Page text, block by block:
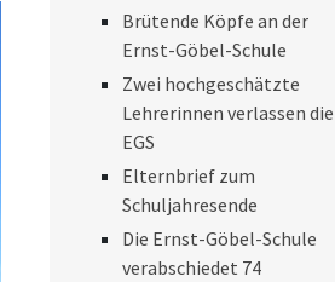
Brütende Köpfe an der
Ernst-Göbel-Schule
Zwei hochgeschätzte
Lehrerinnen verlassen die
EGS
Elternbrief zum
Schuljahresende
Die Ernst-Göbel-Schule
verabschiedet 74